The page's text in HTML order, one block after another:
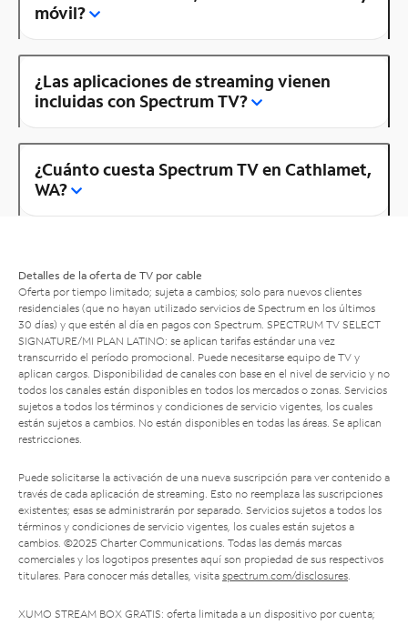
móvil?
¿Las aplicaciones de streaming vienen
incluidas con Spectrum TV?
¿Cuánto cuesta Spectrum TV en Cathlamet,
WA?
Detalles de la oferta de TV por cable
Oferta por tiempo limitado; sujeta a cambios; solo para nuevos clientes
residenciales (que no hayan utilizado servicios de Spectrum en los últimos
30 días) y que estén al día en pagos con Spectrum. SPECTRUM TV SELECT
SIGNATURE/MI PLAN LATINO: se aplican tarifas estándar una vez
transcurrido el período promocional. Puede necesitarse equipo de TV y
aplican cargos. Disponibilidad de canales con base en el nivel de servicio y no
todos los canales están disponibles en todos los mercados o zonas. Servicios
sujetos a todos los términos y condiciones de servicio vigentes, los cuales
están sujetos a cambios. No están disponibles en todas las áreas. Se aplican
restricciones.
Puede solicitarse la activación de una nueva suscripción para ver contenido a
través de cada aplicación de streaming. Esto no reemplaza las suscripciones
existentes; esas se administrarán por separado. Servicios sujetos a todos los
términos y condiciones de servicio vigentes, los cuales están sujetos a
cambios. ©2025 Charter Communications. Todas las demás marcas
comerciales y los logotipos presentes aquí son propiedad de sus respectivos
titulares. Para conocer más detalles, visita spectrum.com/disclosures.
XUMO STREAM BOX GRATIS: oferta limitada a un dispositivo por cuenta;